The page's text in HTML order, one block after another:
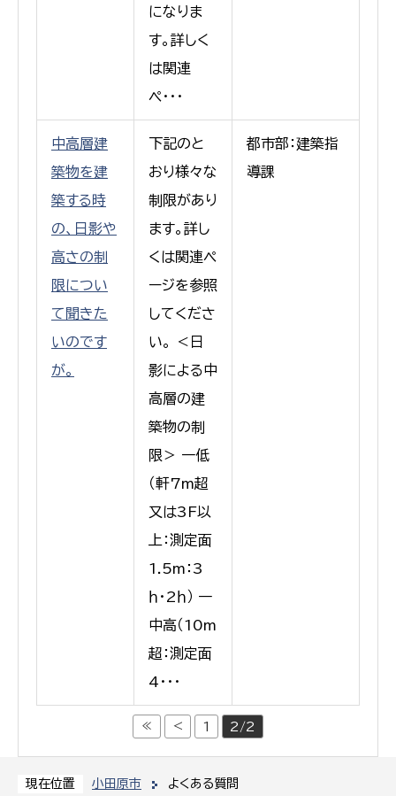
現在位置 小田原市
よくある質問
になりま
す。詳しく
は関連
ペ･･･
中高層建
築物を建
築する時
の、日影や
高さの制
限につい
て聞きた
いのです
が。
下記のと
おり様々な
制限があり
ます。詳し
くは関連ペ
ージを参照
してくださ
い。 ＜日
影による中
高層の建
築物の制
限＞ 一低
（軒7m超
又は3F以
上：測定面
1.5m：3
ｈ・2ｈ） 一
中高（10m
超：測定面
4･･･
都市部：建築指
導課
≪ < 1 2/2